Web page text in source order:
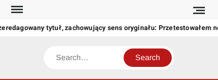
Skip
content
tytuł, zachowujący sens oryginału: Przetestowałem
Search